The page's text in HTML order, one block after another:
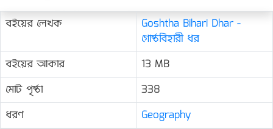
বইয়ের লেখক
Goshtha Bihari Dhar -
গোষ্ঠবিহারী ধর
বইয়ের আকার
13 MB
মোট পৃষ্ঠা
338
ধরণ
Geography